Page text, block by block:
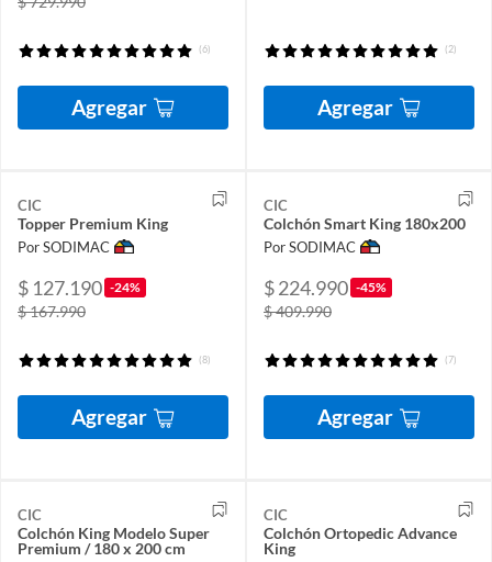
(6)
Agregar
(2)
Agregar
CIC
Topper Premium King
Por SODIMAC
$ 127.190 -24%
$ 167.990
(8)
Agregar
CIC
Colchón Smart King 180x200
Por SODIMAC
$ 224.990 -45%
$ 409.990
(7)
Agregar
CIC
Colchón King Modelo Super
Premium / 180 x 200 cm
CIC
Colchón Ortopedic Advance
King